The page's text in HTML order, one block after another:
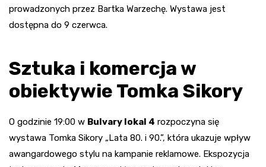
prowadzonych przez Bartka Warzechę. Wystawa jest
dostępna do 9 czerwca.
Sztuka i komercja w
obiektywie Tomka Sikory
O godzinie 19:00 w Bulvary lokal 4 rozpoczyna się
wystawa Tomka Sikory „Lata 80. i 90.”, która ukazuje wpływ
awangardowego stylu na kampanie reklamowe. Ekspozycja